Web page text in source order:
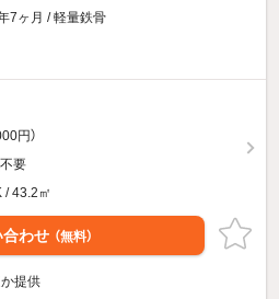
7ヶ月 / 軽量鉄骨
円）
不要
/ 43.2㎡
合わせ （無料）
提供